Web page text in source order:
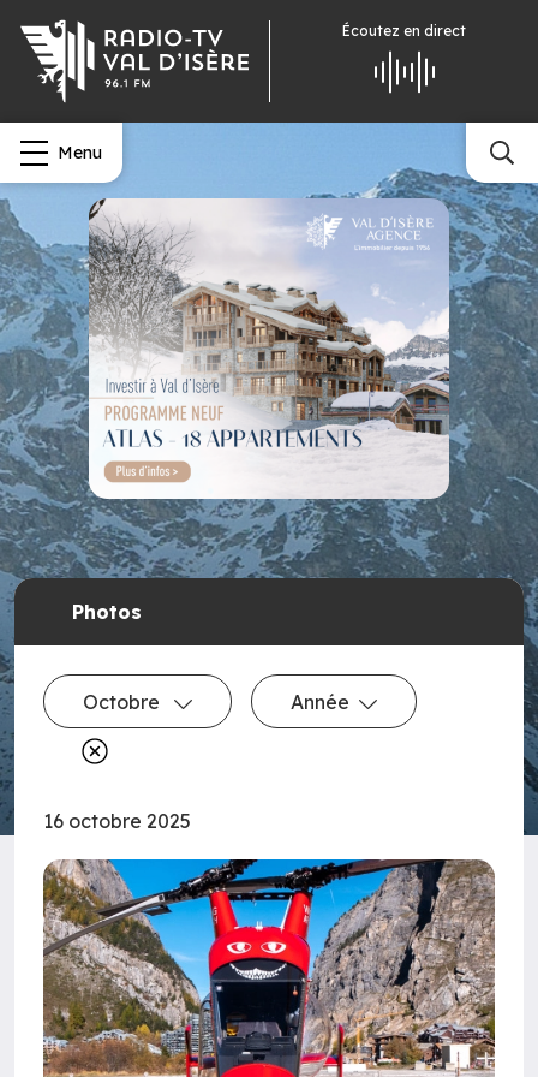
Écoutez en direct
Menu
Photos
Octobre Année
16 octobre 2025